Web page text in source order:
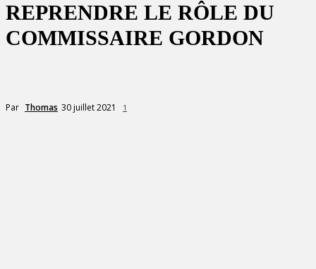
REPRENDRE LE RÔLE DU
COMMISSAIRE GORDON
Par Thomas 30 juillet 2021 1